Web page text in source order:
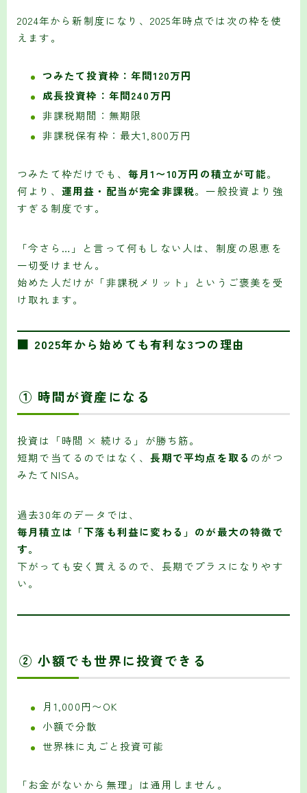
2024年から新制度になり、2025年時点では次の枠を使
えます。
つみたて投資枠：年間120万円
成長投資枠：年間240万円
非課税期間：無期限
非課税保有枠：最大1,800万円
つみたて枠だけでも、 毎月1〜10万円の積立が可能。
何より、 運用益・配当が完全非課税。一般投資より強
すぎる制度です。
「今さら…」と言って何もしない人は、制度の恩恵を
一切受けません。
始めた人だけが「非課税メリット」というご褒美を受
け取れます。
■ 2025年から始めても有利な3つの理由
① 時間が資産になる
投資は「時間 × 続ける」が勝ち筋。
短期で当てるのではなく、長期で平均点を取る のがつ
みたてNISA。
過去30年のデータでは、
毎月積立は「下落も利益に変わる」のが最大の特徴で
す。
下がっても安く買えるので、長期でプラスになりやす
い。
② 小額でも世界に投資できる
月1,000円〜OK
小額で分散
世界株に丸ごと投資可能
「お金がないから無理」は通用しません。